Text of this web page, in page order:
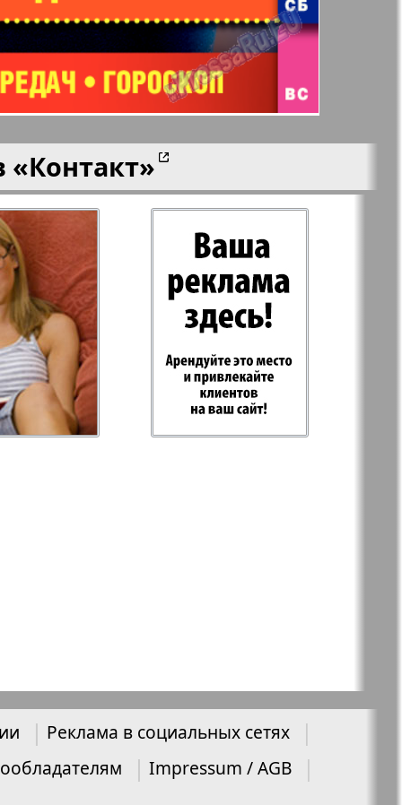
Норд
Районка-Nord-Ost-
Bremen-NRW
Редакция Берлин
Рубеж
Хоттабыч
Эрудит-MIX
«Контакт»
Реклама в социальных сетях
Impressum / AGB